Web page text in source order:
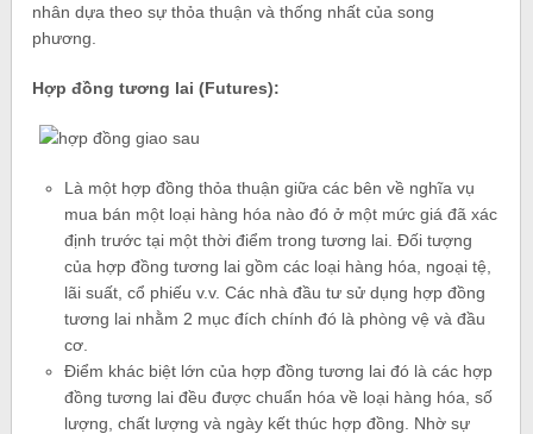
nhân dựa theo sự thỏa thuận và thống nhất của song
phương.
Hợp đồng tương lai (Futures):
Là một hợp đồng thỏa thuận giữa các bên về nghĩa vụ
mua bán một loại hàng hóa nào đó ở một mức giá đã xác
định trước tại một thời điểm trong tương lai. Đối tượng
của hợp đồng tương lai gồm các loại hàng hóa, ngoại tệ,
lãi suất, cổ phiếu v.v. Các nhà đầu tư sử dụng hợp đồng
tương lai nhằm 2 mục đích chính đó là phòng vệ và đầu
cơ.
Điểm khác biệt lớn của hợp đồng tương lai đó là các hợp
đồng tương lai đều được chuẩn hóa về loại hàng hóa, số
lượng, chất lượng và ngày kết thúc hợp đồng. Nhờ sự